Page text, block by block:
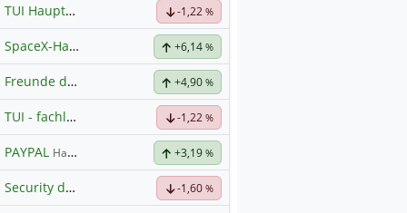
TUI Hauptforum -1,22%
SpaceX-Haupt-Hauptforum +6,14%
Freunde der Telekom +4,90%
TUI - fachlicher Austausch -1,22%
PAYPAL Hauptdiskussion +3,19%
Security der nächsten Generation -1,60%